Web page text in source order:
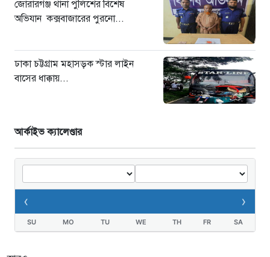
জোরারগঞ্জ থানা পুলিশের বিশেষ
অভিযান কক্সবাজারের পুরনো...
ঢাকা চট্টগ্রাম মহাসড়ক স্টার লাইন
বাসের ধাক্কায়...
আর্কাইভ ক্যালেণ্ডার
‹ ›
SU MO TU WE TH FR SA